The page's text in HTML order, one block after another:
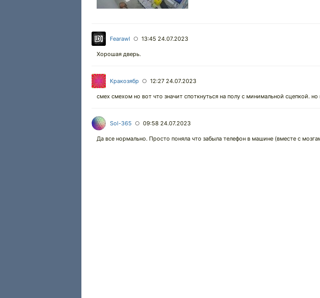
Fearawl ○ 13:45 24.07.2023
Хорошая дверь.
Кракозябр ○ 12:27 24.07.2023
смех смехом но вот что значит споткнуться на полу с минимальной сцепкой.
Sol-365 ○ 09:58 24.07.2023
Да все нормально. Просто поняла что забыла телефон в машине (вместе с